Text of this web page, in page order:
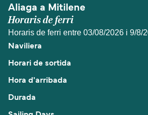
Aliaga a Mitilene
Horaris de ferri
Horaris de ferri entre 03/08/2026 i 9/8/